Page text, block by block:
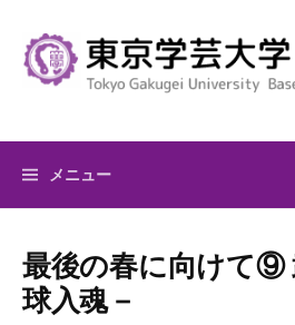
キ
メニュー
最後の春に向けて⑨
球入魂－